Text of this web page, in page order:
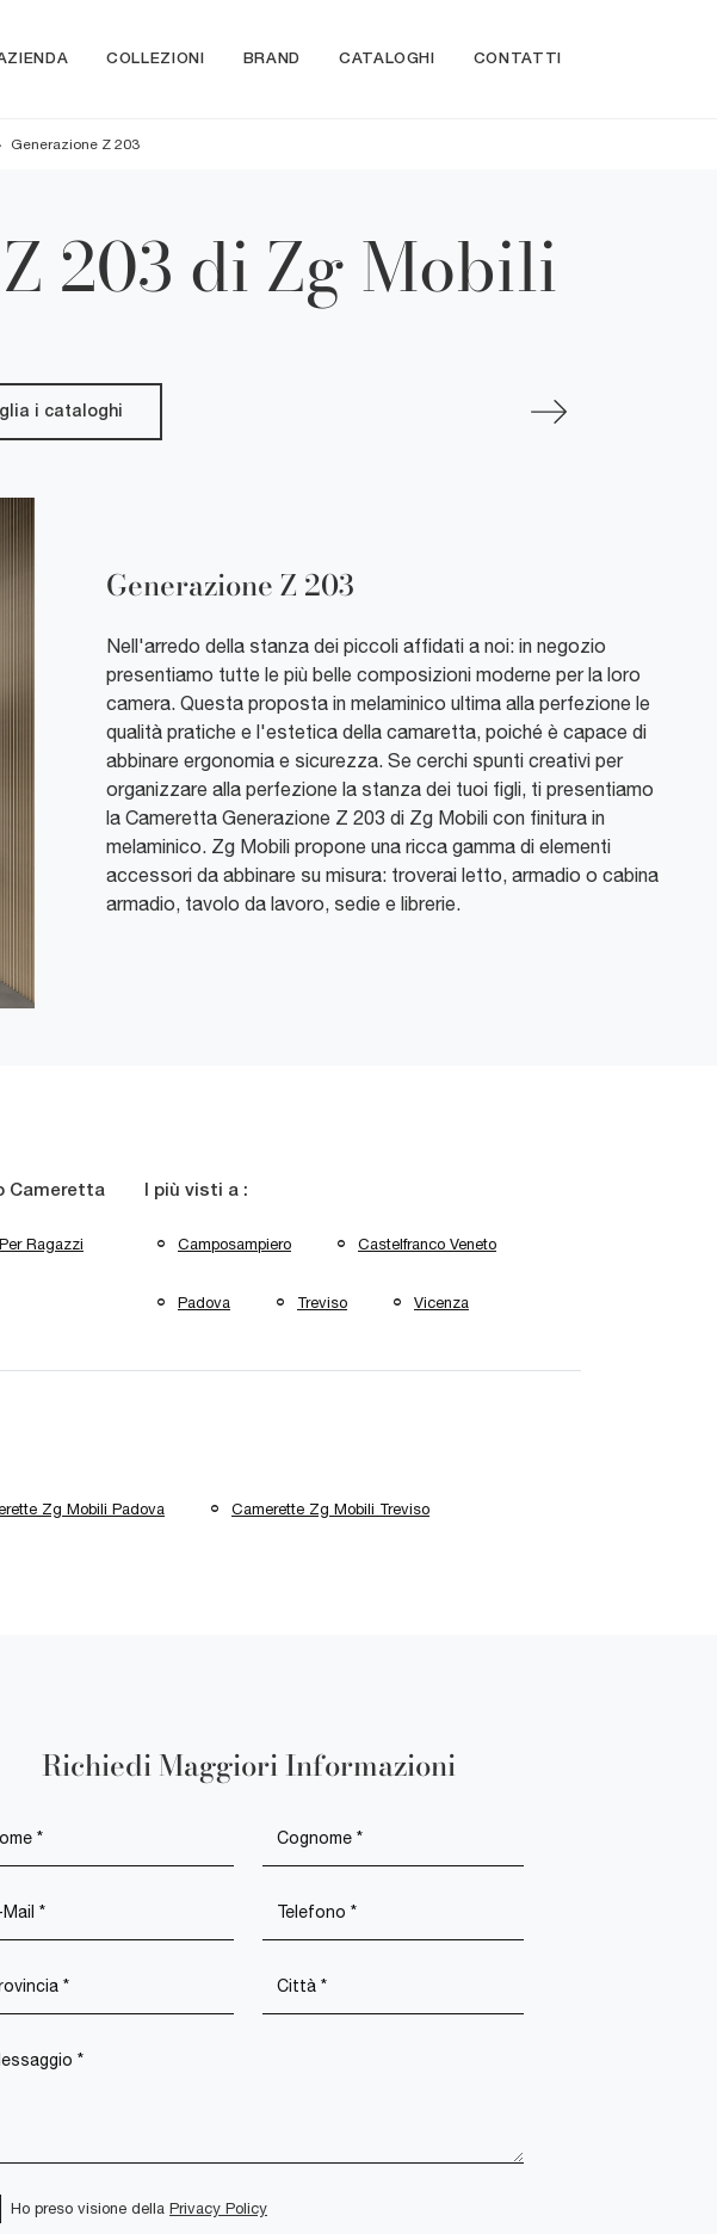
COLLEZIONI BRAND CATALOGHI CONTATTI
Generazione Z 203
203 di Zg Mobili
i cataloghi
Generazione Z 203
Nell'arredo della stanza dei piccoli affidati a noi: in negozio
presentiamo tutte le più belle composizioni moderne per la loro
camera. Questa proposta in melaminico ultima alla perfezione le
qualità pratiche e l'estetica della camaretta, poiché è capace di
abbinare ergonomia e sicurezza. Se cerchi spunti creativi per
organizzare alla perfezione la stanza dei tuoi figli, ti presentiamo
la Cameretta Generazione Z 203 di Zg Mobili con finitura in
melaminico. Zg Mobili propone una ricca gamma di elementi
accessori da abbinare su misura: troverai letto, armadio o cabina
armadio, tavolo da lavoro, sedie e librerie.
Cameretta
Per Ragazzi
I più visti a :
Camposampiero Castelfranco Veneto
Padova Treviso Vicenza
Zg Mobili Padova Camerette Zg Mobili Treviso
Richiedi Maggiori Informazioni
Ho preso visione della Privacy Policy